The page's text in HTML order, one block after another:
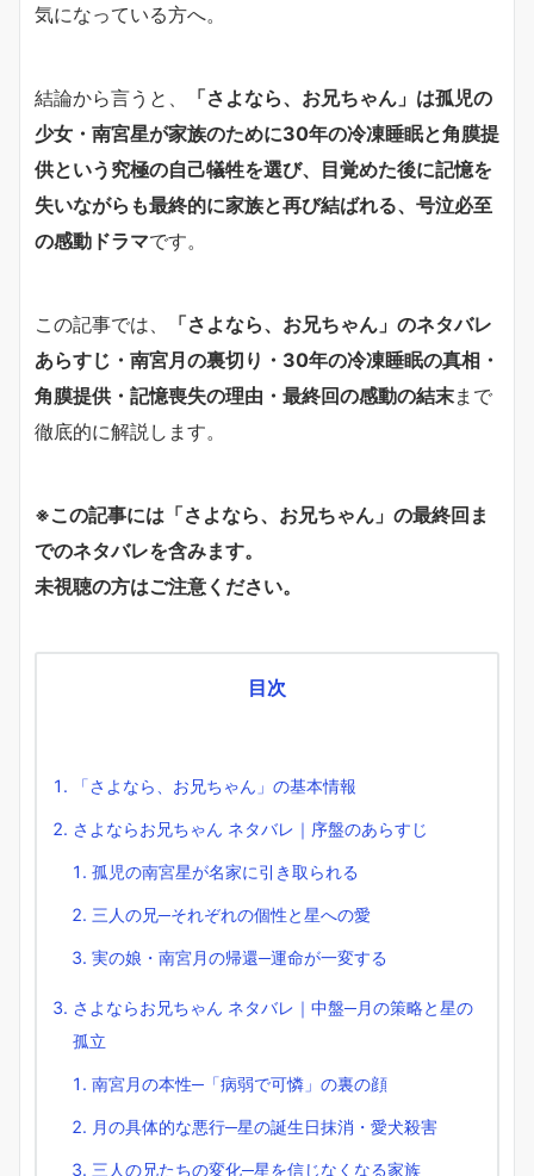
気になっている方へ。
結論から言うと、
「さよなら、お兄ちゃん」は孤児の
少女・南宮星が家族のために30年の冷凍睡眠と角膜提
供という究極の自己犠牲を選び、目覚めた後に記憶を
失いながらも最終的に家族と再び結ばれる、号泣必至
の感動ドラマです。
この記事では、
「さよなら、お兄ちゃん」のネタバレ
あらすじ・南宮月の裏切り・30年の冷凍睡眠の真相・
角膜提供・記憶喪失の理由・最終回の感動の結末まで
徹底的に解説します。
※この記事には「さよなら、お兄ちゃん」の最終回ま
でのネタバレを含みます。
未視聴の方はご注意ください。
目次
「さよなら、お兄ちゃん」の基本情報
さよならお兄ちゃん ネタバレ｜序盤のあらすじ
孤児の南宮星が名家に引き取られる
三人の兄─それぞれの個性と星への愛
実の娘・南宮月の帰還─運命が一変する
さよならお兄ちゃん ネタバレ｜中盤─月の策略と星の
孤立
南宮月の本性─「病弱で可憐」の裏の顔
月の具体的な悪行─星の誕生日抹消・愛犬殺害
三人の兄たちの変化─星を信じなくなる家族